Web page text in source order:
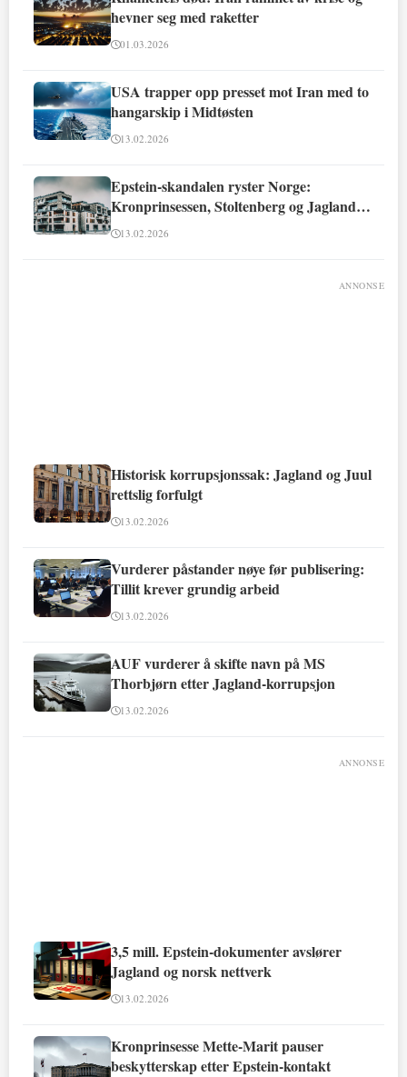
hevner seg med raketter
01.03.2026
USA trapper opp presset mot Iran med to
hangarskip i Midtøsten
13.02.2026
Epstein-skandalen ryster Norge:
Kronprinsessen, Stoltenberg og Jagland
involvert
13.02.2026
ANNONSE
Historisk korrupsjonssak: Jagland og Juul
rettslig forfulgt
13.02.2026
Vurderer påstander nøye før publisering:
Tillit krever grundig arbeid
13.02.2026
AUF vurderer å skifte navn på MS
Thorbjørn etter Jagland-korrupsjon
13.02.2026
ANNONSE
3,5 mill. Epstein-dokumenter avslører
Jagland og norsk nettverk
13.02.2026
Kronprinsesse Mette-Marit pauser
beskytterskap etter Epstein-kontakt